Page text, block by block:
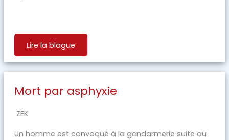
Lire la blague
Mort par asphyxie
ZEK
Un homme est convoqué à la gendarmerie suite au